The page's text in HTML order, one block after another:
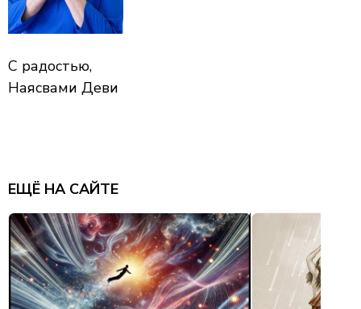
С радостью,
Наясвами Деви
ЕЩЁ НА САЙТЕ